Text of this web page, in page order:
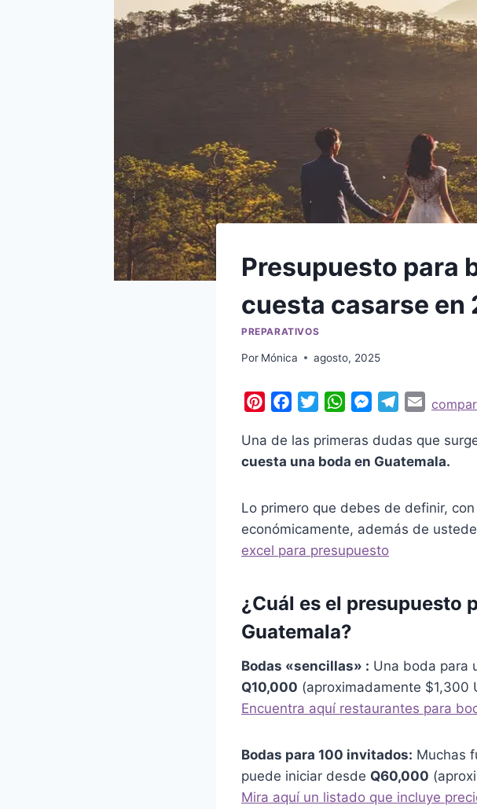
Presupuesto para
cuesta casarse en
PREPARATIVOS
Por Mónica agosto, 2025
n
t
r
e
s
c
e
o
o
k
i
t
e
r
W
a
t
A
p
p
M
s
s
n
g
e
l
e
r
a
E
a
i
Una de las primeras dudas que
cuesta una boda en Guatemala.
Lo primero que debes de definir,
económicamente, además de
excel para presupuesto
¿Cuál es el presupuesto
Guatemala?
Bodas «sencillas» : Una boda para
Q10,000 (aproximadamente $1,300
Encuentra aquí restaurantes para
Bodas para 100 invitados: Muchas
puede iniciar desde Q60,000
Mira aquí un listado que incluye